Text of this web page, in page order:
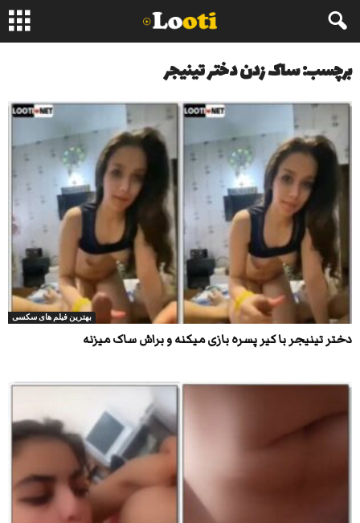
برچسب: ساک زدن دختر تینیجر
بهترین فیلم های سکسی
دختر تینیجر با کیر پسره بازی میکنه و براش ساک میزنه